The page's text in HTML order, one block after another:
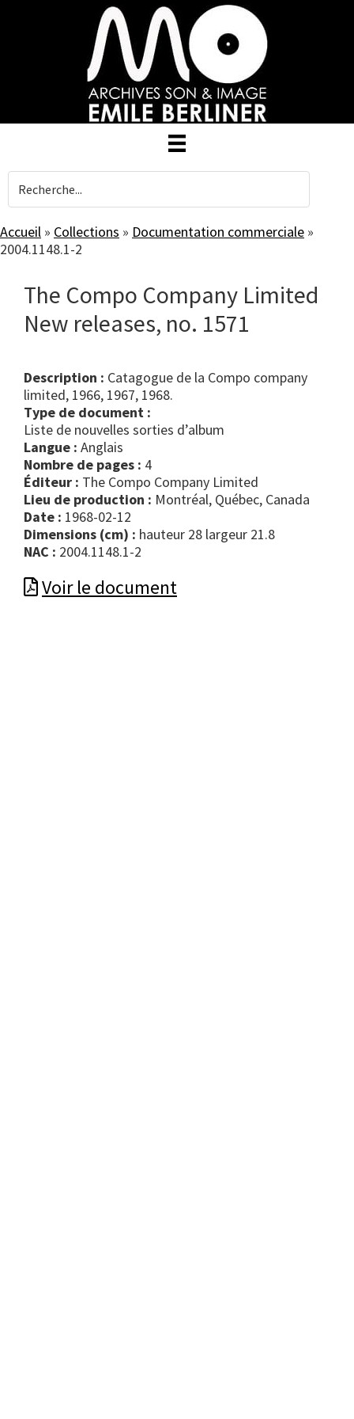
Accueil » Collections » Documentation commerciale »
2004.1148.1-2
The Compo Company Limited
New releases, no. 1571
Description : Catagogue de la Compo company
limited, 1966, 1967, 1968.
Type de document :
liste de nouvelles sorties d’album
Langue : Anglais
Nombre de pages : 4
Éditeur : The Compo Company Limited
Lieu de production : Montréal, Québec, Canada
Date : 1968-02-12
Dimensions (cm) : hauteur 28 largeur 21.8
NAC : 2004.1148.1-2
Voir le document